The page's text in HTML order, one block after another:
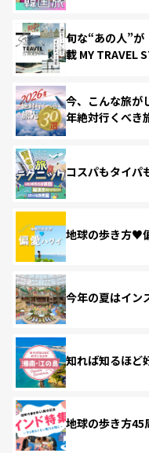
旬な“あの人”が
載 MY TRAVEL
今、こんな旅が
年絶対行くべき
コスパもタイパ
地球の歩き方♥
今年の夏はイン
知れば知るほど
地球の歩き方45